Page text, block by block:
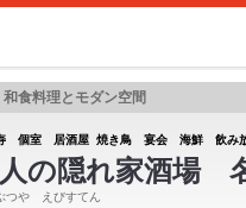
和食料理とモダン空間
個室 居酒屋 焼き鳥 宴会 海鮮 飲み
の隠れ家酒場
つや えびすてん